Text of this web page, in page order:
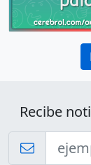
Recibe